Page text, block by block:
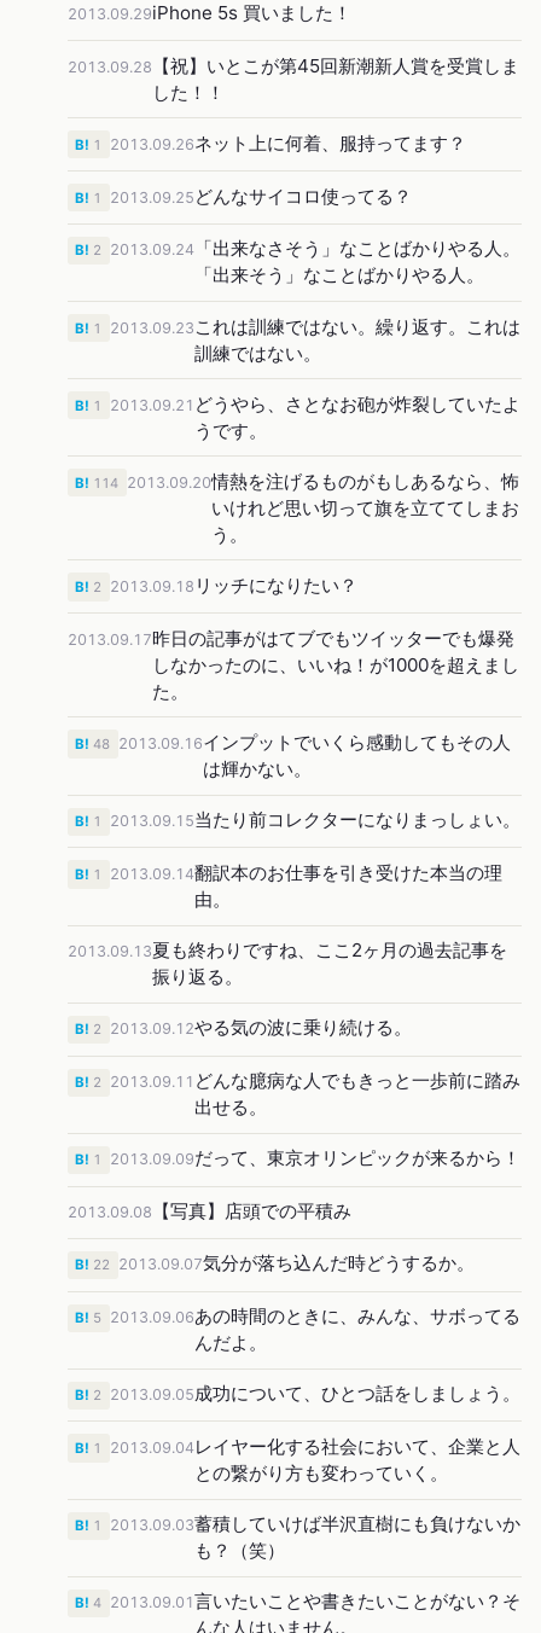
2013.09.29iPhone 5s 買いました！
2013.09.28
【祝】いとこが第45回新潮新人賞を受賞しま
した！！
2013.09.26ネット上に何着、服持ってます？
B! 1
2013.09.25 どんなサイコロ使ってる？
B! 1
2013.09.24
「出来なさそう」なことばかりやる人。
「出来そう」なことばかりやる人。
B! 2
2013.09.23 これは訓練ではない。繰り返す。これは
訓練ではない。
B! 1
2013.09.21 どうやら、さとなお砲が炸裂していたよ
うです。
B! 1
2013.09.20情熱を注げるものがもしあるなら、怖
いけれど思い切って旗を立ててしまお
う。
B! 114
2013.09.18 リッチになりたい？
B! 2
2013.09.17昨日の記事がはてブでもツイッターでも爆発
しなかったのに、いいね！が1000を超えまし
た。
2013.09.16インプットでいくら感動してもその人
は輝かない。
B! 48
2013.09.15当たり前コレクターになりまっしょい。
B! 1
2013.09.14翻訳本のお仕事を引き受けた本当の理
由。
B! 1
2013.09.13夏も終わりですね、ここ2ヶ月の過去記事を
振り返る。
2013.09.12やる気の波に乗り続ける。
B! 2
2013.09.11 どんな臆病な人でもきっと一歩前に踏み
出せる。
B! 2
2013.09.09だって、東京オリンピックが来るから！
B! 1
2013.09.08 【写真】店頭での平積み
2013.09.07気分が落ち込んだ時どうするか。
B! 22
2013.09.06あの時間のときに、みんな、サボってる
んだよ。
B! 5
2013.09.05成功について、ひとつ話をしましょう。
B! 2
2013.09.04 レイヤー化する社会において、企業と人
との繋がり方も変わっていく。
B! 1
2013.09.03蓄積していけば半沢直樹にも負けないか
も？（笑）
B! 1
2013.09.01言いたいことや書きたいことがない？そ
んな人はいません。
B! 4